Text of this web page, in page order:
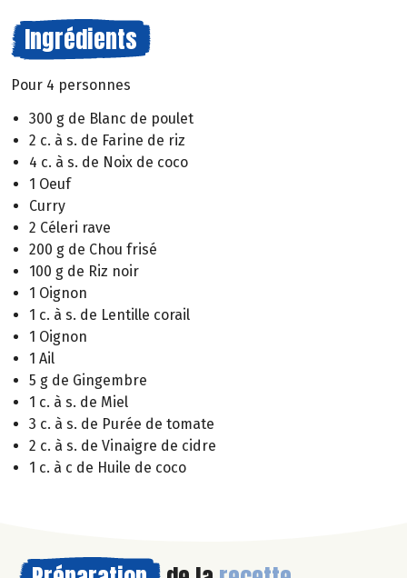
Ingrédients
Pour 4 personnes
300 g de Blanc de poulet
2 c. à s. de Farine de riz
4 c. à s. de Noix de coco
1 Oeuf
Curry
2 Céleri rave
200 g de Chou frisé
100 g de Riz noir
1 Oignon
1 c. à s. de Lentille corail
1 Oignon
1 Ail
5 g de Gingembre
1 c. à s. de Miel
3 c. à s. de Purée de tomate
2 c. à s. de Vinaigre de cidre
1 c. à c de Huile de coco